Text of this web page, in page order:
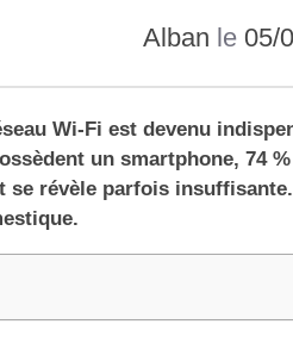
Alban le 05/
Wi-Fi est devenu
un smartphone, 74
se révèle parfois